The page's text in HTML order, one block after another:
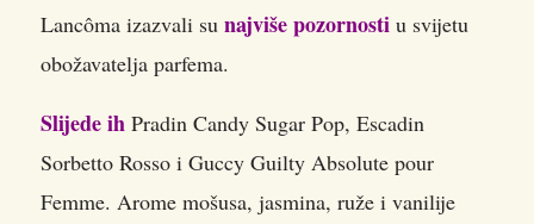
Lancôma izazvali su najviše pozornosti u svijetu
obožavatelja parfema.
Slijede ih Pradin Candy Sugar Pop, Escadin
Sorbetto Rosso i Guccy Guilty Absolute pour
Femme. Arome mošusa, jasmina, ruže i vanilije